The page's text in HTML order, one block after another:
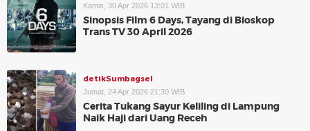
Kamis, 30 Apr 2026 13:01 WIB
Sinopsis Film 6 Days, Tayang di Bioskop
Trans TV 30 April 2026
detikSumbagsel
Jumat, 24 Apr 2026 21:30 WIB
Cerita Tukang Sayur Keliling di Lampung
Naik Haji dari Uang Receh